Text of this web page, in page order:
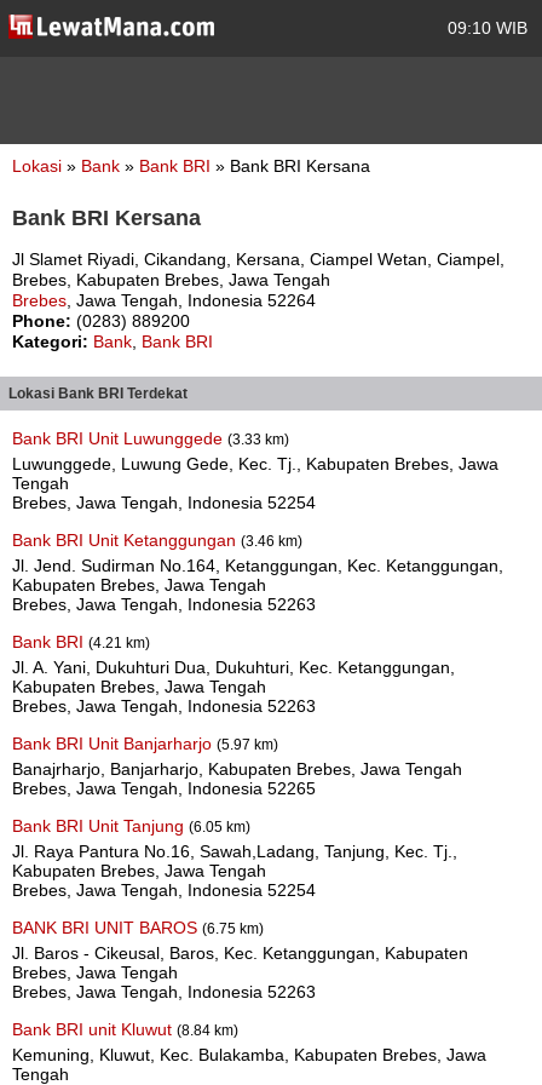
09:10 WIB
Lokasi » Bank » Bank BRI » Bank BRI Kersana
Bank BRI Kersana
Jl Slamet Riyadi, Cikandang, Kersana, Ciampel Wetan, Ciampel,
Brebes, Kabupaten Brebes, Jawa Tengah
Brebes , Jawa Tengah, Indonesia 52264
Phone: (0283) 889200
Kategori: Bank Bank BRI
Lokasi Bank BRI Terdekat
Bank BRI Unit Luwunggede (3.33 km)
Luwunggede, Luwung Gede, Kec. Tj., Kabupaten Brebes, Jawa
Tengah
Brebes, Jawa Tengah, Indonesia 52254
Bank BRI Unit Ketanggungan (3.46 km)
Jl. Jend. Sudirman No.164, Ketanggungan, Kec. Ketanggungan,
Kabupaten Brebes, Jawa Tengah
Brebes, Jawa Tengah, Indonesia 52263
Bank BRI (4.21 km)
Jl. A. Yani, Dukuhturi Dua, Dukuhturi, Kec. Ketanggungan,
Kabupaten Brebes, Jawa Tengah
Brebes, Jawa Tengah, Indonesia 52263
Bank BRI Unit Banjarharjo (5.97 km)
Banajrharjo, Banjarharjo, Kabupaten Brebes, Jawa Tengah
Brebes, Jawa Tengah, Indonesia 52265
Bank BRI Unit Tanjung (6.05 km)
Jl. Raya Pantura No.16, Sawah,Ladang, Tanjung, Kec. Tj.,
Kabupaten Brebes, Jawa Tengah
Brebes, Jawa Tengah, Indonesia 52254
BANK BRI UNIT BAROS (6.75 km)
Jl. Baros - Cikeusal, Baros, Kec. Ketanggungan, Kabupaten
Brebes, Jawa Tengah
Brebes, Jawa Tengah, Indonesia 52263
Bank BRI unit Kluwut (8.84 km)
Kemuning, Kluwut, Kec. Bulakamba, Kabupaten Brebes, Jawa
Tengah